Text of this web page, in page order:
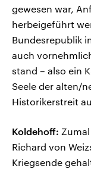
gewesen war,
herbeigeführt
Bundesrepublik
auch
stand – also ein
Seele der alten/
Historikerstreit
Koldehoff:
Richard von
Kriegsende